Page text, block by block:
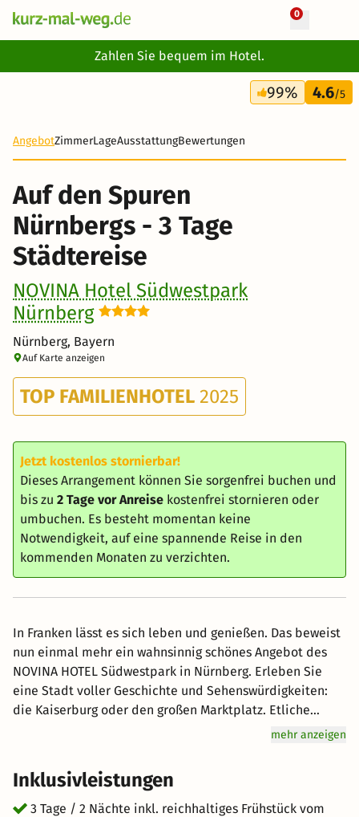
0
Zahlen Sie bequem im Hotel.
3 Tage
168 €
99% 4.6/5
AngebotZimmerLageAusstattungBewertungen
Auf den Spuren
Nürnbergs - 3 Tage
Städtereise
NOVINA Hotel Südwestpark
Nürnberg
Nürnberg, Bayern
Auf Karte anzeigen
TOP FAMILIENHOTEL 2025
Jetzt kostenlos stornierbar!
Dieses Arrangement können Sie sorgenfrei buchen und
bis zu 2 Tage vor Anreise kostenfrei stornieren oder
umbuchen. Es besteht momentan keine
Notwendigkeit, auf eine spannende Reise in den
kommenden Monaten zu verzichten.
In Franken lässt es sich leben und genießen. Das beweist
nun einmal mehr ein wahnsinnig schönes Angebot des
NOVINA HOTEL Südwestpark in Nürnberg. Erleben Sie
eine Stadt voller Geschichte und Sehenswürdigkeiten:
die Kaiserburg oder den großen Marktplatz. Etliche
Museen und Freizeiteinrichtungen kann man hier
dieser Anlaufpunkte kostenlos besichtigen. Zusätzlich
sind alle öffentlichen Verkehrsmittel gratis von Ihnen zu
benutzen. Das Hotel bietet Ihnen zwei Übernachtungen
mehr anzeigen
Inklusivleistungen
3 Tage / 2 Nächte inkl. reichhaltiges Frühstück vom